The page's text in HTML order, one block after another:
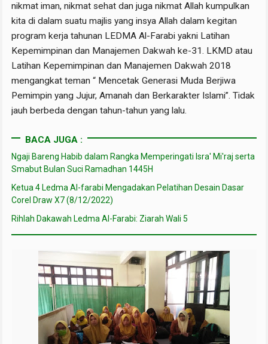
nikmat iman, nikmat sehat dan juga nikmat Allah kumpulkan
kita di dalam suatu majlis yang insya Allah dalam kegitan
program kerja tahunan LEDMA Al-Farabi yakni Latihan
Kepemimpinan dan Manajemen Dakwah ke-31. LKMD atau
Latihan Kepemimpinan dan Manajemen Dakwah 2018
mengangkat teman “ Mencetak Generasi Muda Berjiwa
Pemimpin yang Jujur, Amanah dan Berkarakter Islami”. Tidak
jauh berbeda dengan tahun-tahun yang lalu.
BACA JUGA :
Ngaji Bareng Habib dalam Rangka Memperingati Isra' Mi'raj serta
Smabut Bulan Suci Ramadhan 1445H
Ketua 4 Ledma Al-farabi Mengadakan Pelatihan Desain Dasar
Corel Draw X7 (8/12/2022)
Rihlah Dakawah Ledma Al-Farabi: Ziarah Wali 5